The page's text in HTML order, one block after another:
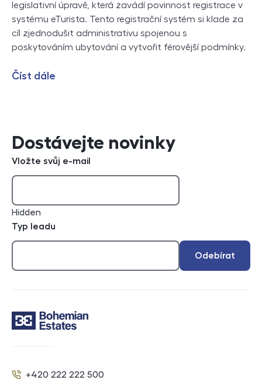
legislativní úpravě, která zavádí povinnost registrace v
systému eTurista. Tento registrační systém si klade za
cíl zjednodušit administrativu spojenou s
poskytováním ubytování a vytvořit férovější podmínky.
Číst dále
Dostávejte novinky
Vložte svůj e-mail
Hidden
Typ leadu
Odebírat
+420 222 222 500